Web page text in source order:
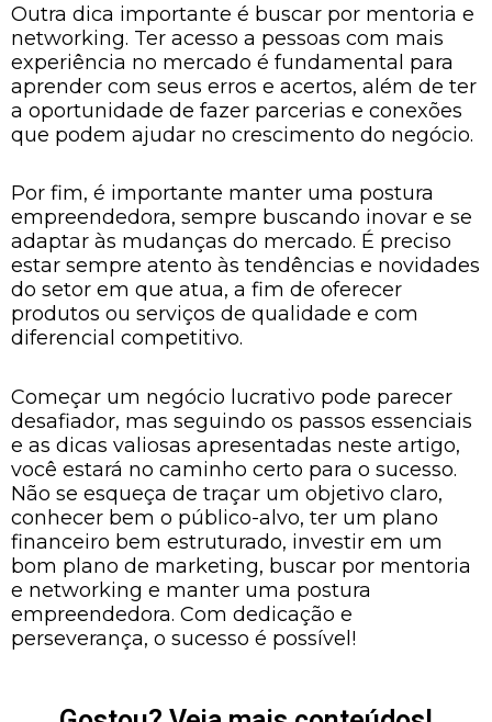
Outra dica importante é buscar por mentoria e
networking. Ter acesso a pessoas com mais
experiência no mercado é fundamental para
aprender com seus erros e acertos, além de ter
a oportunidade de fazer parcerias e conexões
que podem ajudar no crescimento do negócio.
Por fim, é importante manter uma postura
empreendedora, sempre buscando inovar e se
adaptar às mudanças do mercado. É preciso
estar sempre atento às tendências e novidades
do setor em que atua, a fim de oferecer
produtos ou serviços de qualidade e com
diferencial competitivo.
Começar um negócio lucrativo pode parecer
desafiador, mas seguindo os passos essenciais
e as dicas valiosas apresentadas neste artigo,
você estará no caminho certo para o sucesso.
Não se esqueça de traçar um objetivo claro,
conhecer bem o público-alvo, ter um plano
financeiro bem estruturado, investir em um
bom plano de marketing, buscar por mentoria
e networking e manter uma postura
empreendedora. Com dedicação e
perseverança, o sucesso é possível!